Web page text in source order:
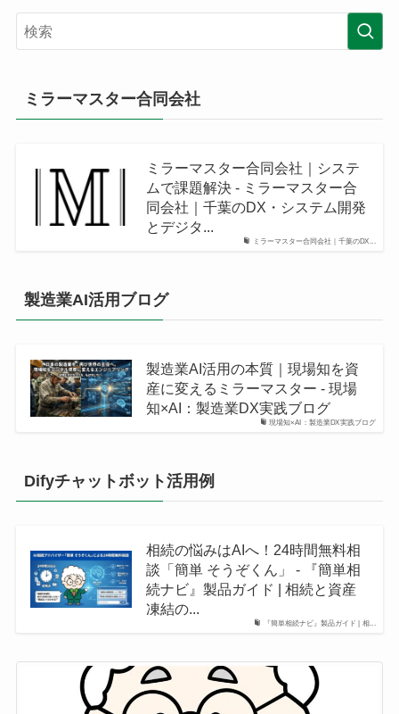
ミラーマスター合同会社
ミラーマスター合同会社｜千葉のDX...
ミラーマスター合同会社｜システ
ムで課題解決 - ミラーマスター合
同会社｜千葉のDX・システム開発
とデジタ...
製造業AI活用ブログ
現場知×AI：製造業DX実践ブログ
製造業AI活用の本質｜現場知を資
産に変えるミラーマスター - 現場
知×AI：製造業DX実践ブログ
Difyチャットボット活用例
『簡単相続ナビ』製品ガイド | 相...
相続の悩みはAIへ！24時間無料相
談「簡単 そうぞくん」 - 『簡単相
続ナビ』製品ガイド | 相続と資産
凍結の...